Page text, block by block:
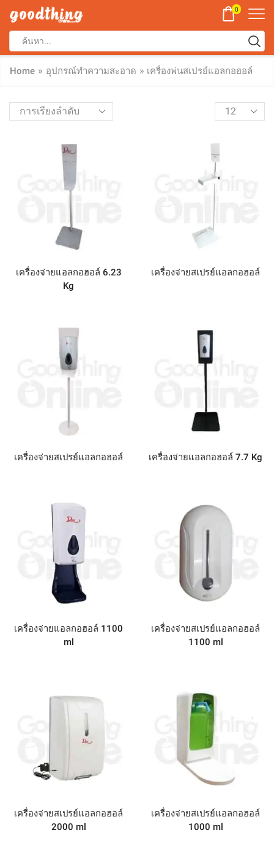
0
Home » อุปกรณ์ทำความสะอาด » เครื่องพ่นสเปรย์แอลกอฮอล์
เครื่องจ่ายแอลกอฮอล์ 6.23
Kg
เครื่องจ่ายสเปรย์แอลกอฮอล์
เครื่องจ่ายสเปรย์แอลกอฮอล์ เครื่องจ่ายแอลกอฮอล์ 7.7 Kg
เครื่องจ่ายแอลกอฮอล์ 1100
ml
เครื่องจ่ายสเปรย์แอลกอฮอล์
1100 ml
เครื่องจ่ายสเปรย์แอลกอฮอล์
2000 ml
เครื่องจ่ายสเปรย์แอลกอฮอล์
1000 ml